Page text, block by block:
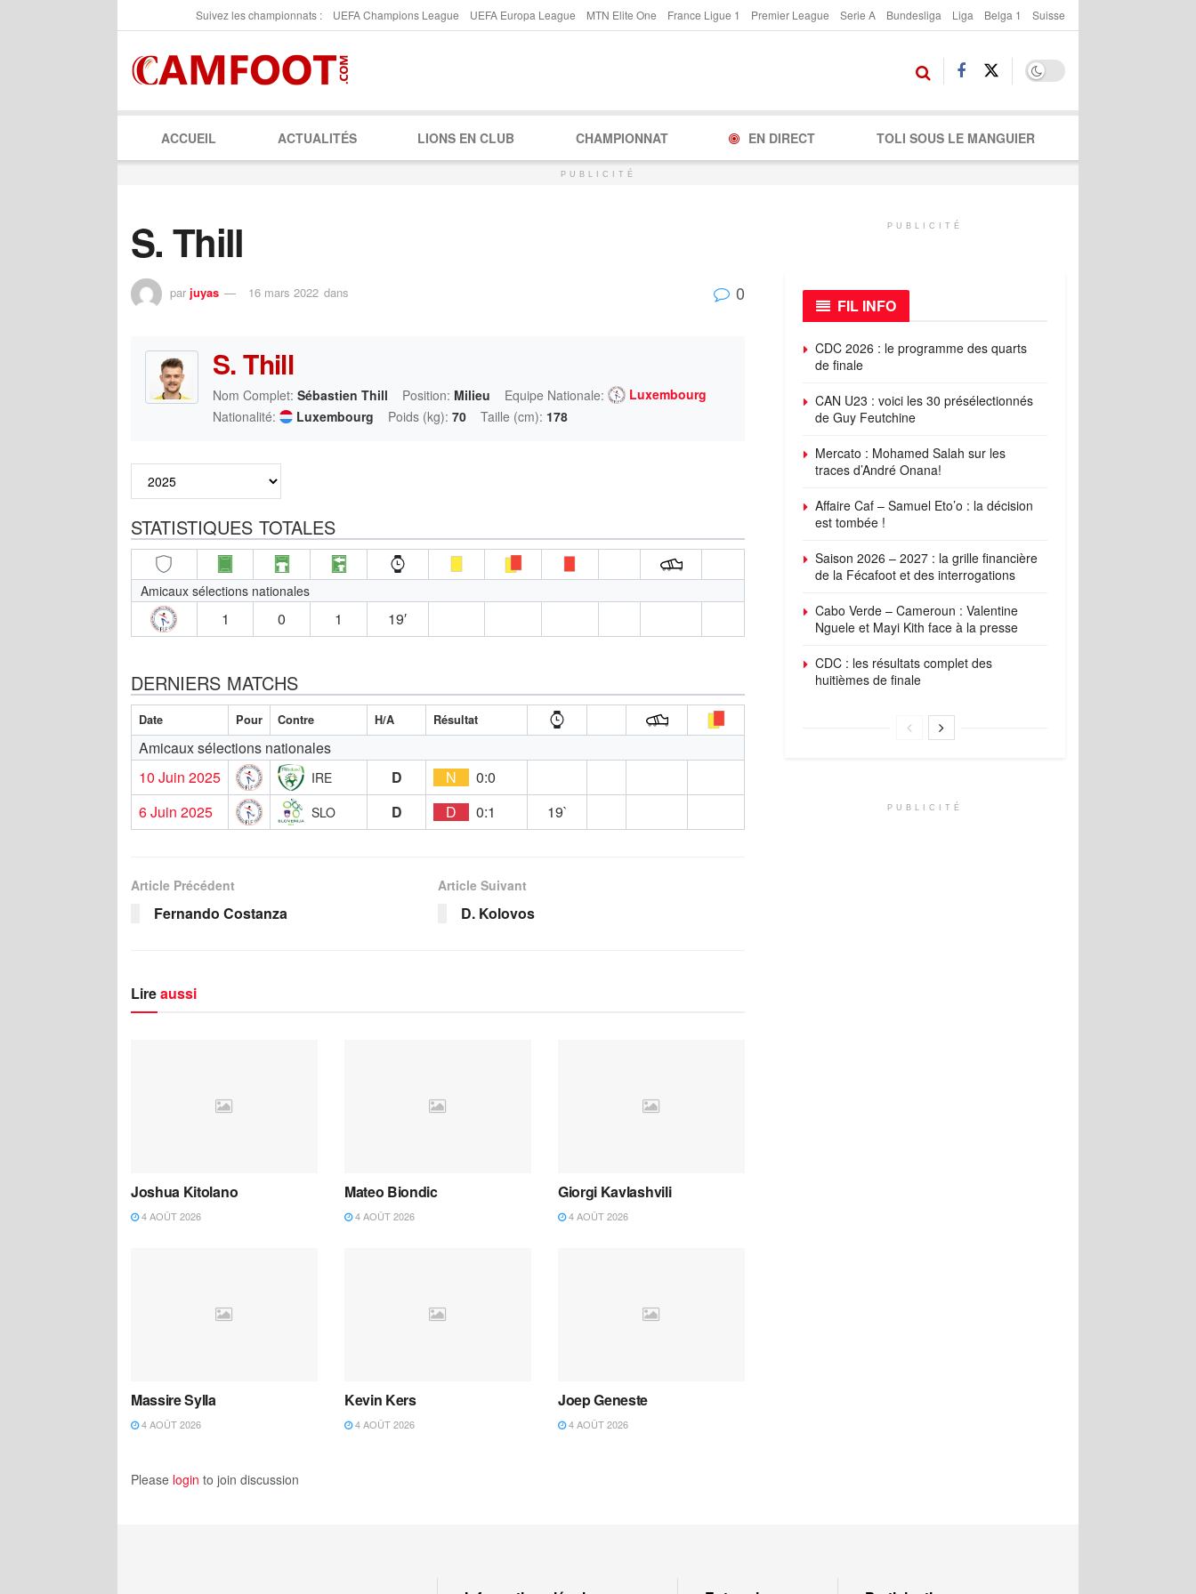
Suivez les championnats : UEFA Champions League UEFA Europa League MTN Elite One France Ligue 1 Premier League Serie A Bundesliga Liga Belga 1 Suisse
ACCUEIL ACTUALITÉS LIONS EN CLUB CHAMPIONNAT EN DIRECT TOLI SOUS LE MANGUIER
PUBLICITÉ
S. Thill
par juyas 16 mars 2022 dans 0
S. Thill
Nom Complet: Sébastien Thill Position: Milieu Equipe Nationale:
Luxembourg
Nationalité:
Luxembourg Poids (kg): 70 Taille (cm): 178
STATISTIQUES TOTALES
Amicaux sélections nationales
1 0 1 19′
DERNIERS MATCHS
Date Pour Contre H/A Résultat
Amicaux sélections nationales
10 Juin 2025
IRE D N
0:0
6 Juin 2025
SLO D D 0:1 19`
Article Précédent
Fernando Costanza
Article Suivant
D. Kolovos
Lireaussi
Joshua Kitolano
4 AOÛT 2026
Mateo Biondic
4 AOÛT 2026
Giorgi Kavlashvili
4 AOÛT 2026
Massire Sylla
4 AOÛT 2026
Kevin Kers
4 AOÛT 2026
Joep Geneste
4 AOÛT 2026
Please login to join discussion
PUBLICITÉ
FIL INFO
CDC 2026 : le programme des quarts
de finale
CAN U23 : voici les 30 présélectionnés
de Guy Feutchine
Mercato : Mohamed Salah sur les
traces d’André Onana!
Affaire Caf – Samuel Eto’o : la décision
est tombée !
Saison 2026 – 2027 : la grille financière
de la Fécafoot et des interrogations
Cabo Verde – Cameroun : Valentine
Nguele et Mayi Kith face à la presse
CDC : les résultats complet des
huitièmes de finale
PUBLICITÉ